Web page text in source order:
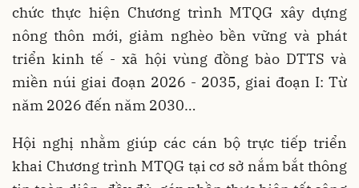
chức thực hiện Chương trình MTQG xây dựng
nông thôn mới, giảm nghèo bền vững và phát
triển kinh tế - xã hội vùng đồng bào DTTS và
miền núi giai đoạn 2026 - 2035, giai đoạn I: Từ
năm 2026 đến năm 2030…
Hội nghị nhằm giúp các cán bộ trực tiếp triển
khai Chương trình MTQG tại cơ sở nắm bắt thông